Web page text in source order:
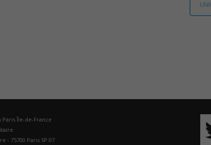
de-
Paris Île-de-France
- 75700 Paris SP 07